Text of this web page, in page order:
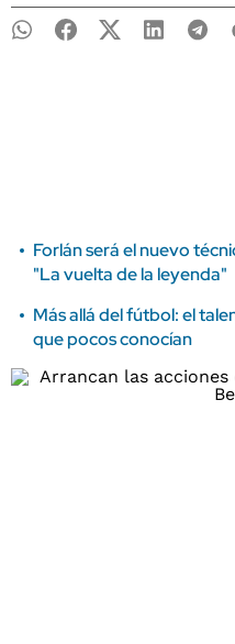
Forlán será el nuevo
"La vuelta de la leyenda"
Más allá del fútbol: el
que pocos conocían